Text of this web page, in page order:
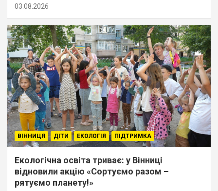
03.08.2026
ВІННИЦЯ ДІТИ ЕКОЛОГІЯ ПІДТРИМКА
Екологічна освіта триває: у Вінниці
відновили акцію «Сортуємо разом –
рятуємо планету!»